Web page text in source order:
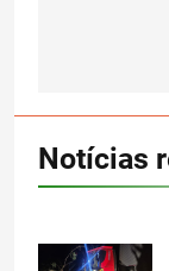
Notícias